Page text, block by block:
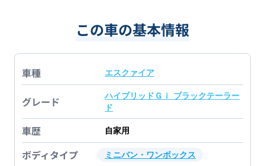
この車の基本情報
車種 エスクァイア
グレード
ハイブリッドＧｉ ブラックテーラー
ド
車歴 自家用
ボディタイプ ミニバン・ワンボックス